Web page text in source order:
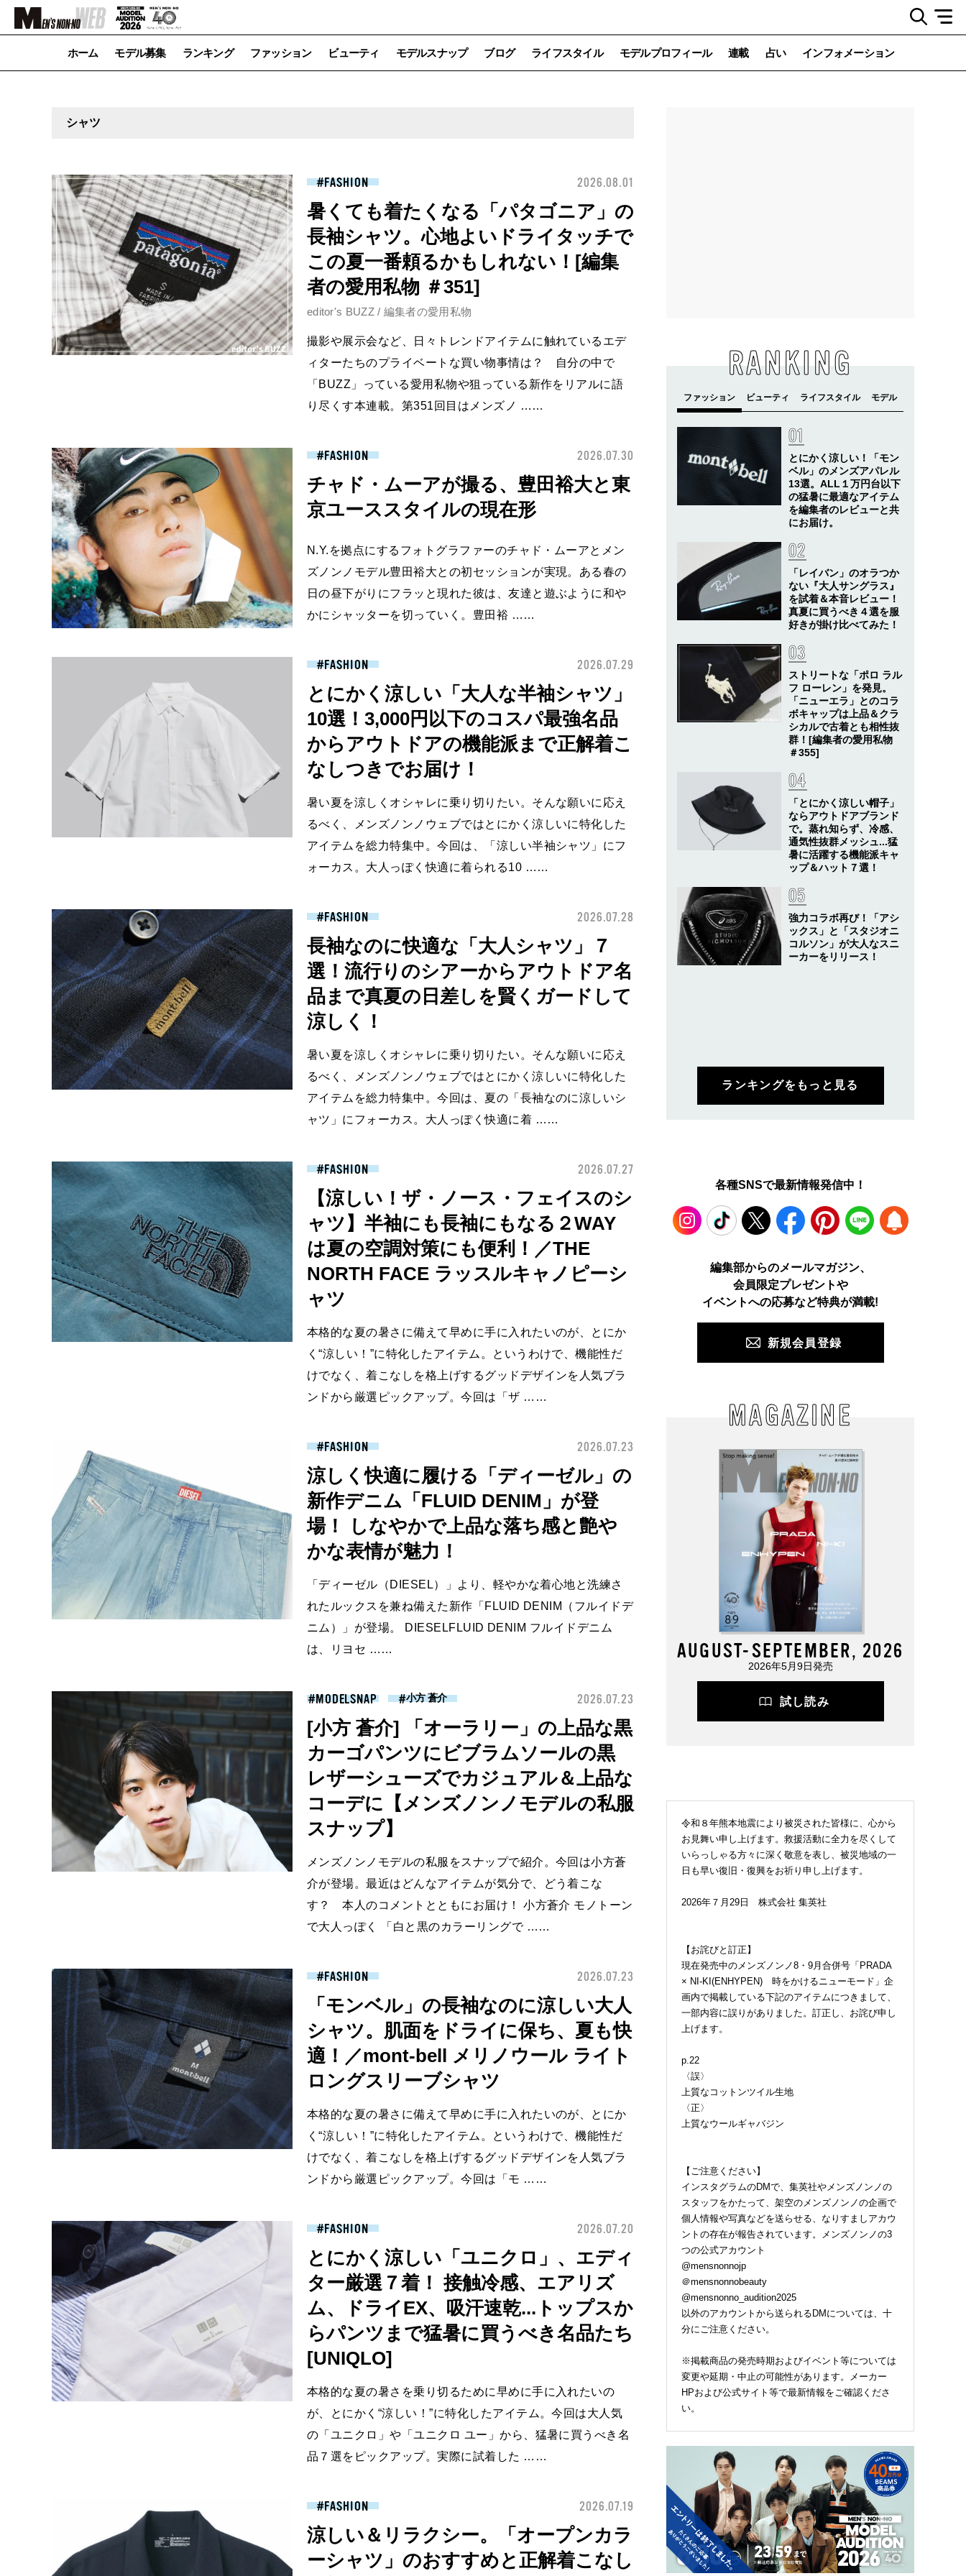
ホーム モデル募集 ランキング ファッション ビューティ モデルスナップ ブログ ライフスタイル モデルプロフィール 連載 占い インフォメーション
シャツ
FASHION 2026.08.01
暑くても着たくなる「パタゴニア」の
長袖シャツ。心地よいドライタッチで
この夏一番頼るかもしれない！[編集
者の愛用私物 ＃351]
editor's BUZZ / 編集者の愛用私物
撮影や展示会など、日々トレンドアイテムに触れているエデ
ィターたちのプライベートな買い物事情は？ 自分の中で
「BUZZ」っている愛用私物や狙っている新作をリアルに語
り尽くす本連載。第351回目はメンズノ ……
FASHION 2026.07.30
チャド・ムーアが撮る、豊田裕大と東
京ユーススタイルの現在形
N.Y.を拠点にするフォトグラファーのチャド・ムーアとメン
ズノンノモデル豊田裕大との初セッションが実現。ある春の
日の昼下がりにフラッと現れた彼は、友達と遊ぶように和や
かにシャッターを切っていく。豊田裕 ……
FASHION 2026.07.29
とにかく涼しい「大人な半袖シャツ」
10選！3,000円以下のコスパ最強名品
からアウトドアの機能派まで正解着こ
なしつきでお届け！
暑い夏を涼しくオシャレに乗り切りたい。そんな願いに応え
るべく、メンズノンノウェブではとにかく涼しいに特化した
アイテムを総力特集中。今回は、「涼しい半袖シャツ」にフ
ォーカス。大人っぽく快適に着られる10 ……
FASHION 2026.07.28
長袖なのに快適な「大人シャツ」７
選！流行りのシアーからアウトドア名
品まで真夏の日差しを賢くガードして
涼しく！
暑い夏を涼しくオシャレに乗り切りたい。そんな願いに応え
るべく、メンズノンノウェブではとにかく涼しいに特化した
アイテムを総力特集中。今回は、夏の「長袖なのに涼しいシ
ャツ」にフォーカス。大人っぽく快適に着 ……
FASHION 2026.07.27
【涼しい！ザ・ノース・フェイスのシ
ャツ】半袖にも長袖にもなる２WAY
は夏の空調対策にも便利！／THE
NORTH FACE ラッスルキャノピーシ
ャツ
本格的な夏の暑さに備えて早めに手に入れたいのが、とにか
く“涼しい！”に特化したアイテム。というわけで、機能性だ
けでなく、着こなしを格上げするグッドデザインを人気ブラ
ンドから厳選ピックアップ。今回は「ザ ……
FASHION 2026.07.23
涼しく快適に履ける「ディーゼル」の
新作デニム「FLUID DENIM」が登
場！ しなやかで上品な落ち感と艶や
かな表情が魅力！
「ディーゼル（DIESEL）」より、軽やかな着心地と洗練さ
れたルックスを兼ね備えた新作「FLUID DENIM（フルイドデ
ニム）」が登場。 DIESELFLUID DENIM フルイドデニム
は、リヨセ ……
MODELSNAP 小方 蒼介 2026.07.23
[小方 蒼介] 「オーラリー」の上品な黒
カーゴパンツにビブラムソールの黒
レザーシューズでカジュアル＆上品な
コーデに【メンズノンノモデルの私服
スナップ】
メンズノンノモデルの私服をスナップで紹介。今回は小方蒼
介が登場。最近はどんなアイテムが気分で、どう着こな
す？ 本人のコメントとともにお届け！ 小方蒼介 モノトーン
で大人っぽく 「白と黒のカラーリングで ……
FASHION 2026.07.23
「モンベル」の長袖なのに涼しい大人
シャツ。肌面をドライに保ち、夏も快
適！／mont-bell メリノウール ライト
ロングスリーブシャツ
本格的な夏の暑さに備えて早めに手に入れたいのが、とにか
く“涼しい！”に特化したアイテム。というわけで、機能性だ
けでなく、着こなしを格上げするグッドデザインを人気ブラ
ンドから厳選ピックアップ。今回は「モ ……
FASHION 2026.07.20
とにかく涼しい「ユニクロ」、エディ
ター厳選７着！ 接触冷感、エアリズ
ム、ドライEX、吸汗速乾...トップスか
らパンツまで猛暑に買うべき名品たち
[UNIQLO]
本格的な夏の暑さを乗り切るために早めに手に入れたいの
が、とにかく“涼しい！”に特化したアイテム。今回は大人気
の「ユニクロ」や「ユニクロ ユー」から、猛暑に買うべき名
品７選をピックアップ。実際に試着した ……
FASHION 2026.07.19
涼しい＆リラクシー。「オープンカラ
ーシャツ」のおすすめと正解着こなし
RANKING
とにかく涼しい！「モン
ベル」のメンズアパレル
13選。ALL１万円台以下
の猛暑に最適なアイテム
を編集者のレビューと共
にお届け。
「レイバン」のオラつか
ない『大人サングラス』
を試着＆本音レビュー！
真夏に買うべき４選を服
好きが掛け比べてみた！
ストリートな「ポロ ラル
フ ローレン」を発見。
「ニューエラ」とのコラ
ボキャップは上品＆クラ
シカルで古着とも相性抜
群！[編集者の愛用私物
＃355]
「とにかく涼しい帽子」
ならアウトドアブランド
で。蒸れ知らず、冷感、
通気性抜群メッシュ...猛
暑に活躍する機能派キャ
ップ＆ハット７選！
強力コラボ再び！「アシ
ックス」と「スタジオニ
コルソン」が大人なスニ
ーカーをリリース！
ランキングをもっと見る
各種SNSで最新情報発信中！
TikTok Facebook Pinterest LINE
編集部からのメールマガジン、
会員限定プレゼントや
イベントへの応募など特典が満載!
新規会員登録
MAGAZINE
AUGUST-SEPTEMBER, 2026
2026年5月9日発売
試し読み
令和８年熊本地震により被災された皆様に、心から
お見舞い申し上げます。救援活動に全力を尽くして
いらっしゃる方々に深く敬意を表し、被災地域の一
日も早い復旧・復興をお祈り申し上げます。
2026年７月29日 株式会社 集英社
【お詫びと訂正】
現在発売中のメンズノンノ8・9月合併号「PRADA
× NI-KI(ENHYPEN) 時をかけるニューモード」企
画内で掲載している下記のアイテムにつきまして、
一部内容に誤りがありました。訂正し、お詫び申し
上げます。
p.22
〈誤〉
上質なコットンツイル生地
〈正〉
上質なウールギャバジン
【ご注意ください】
インスタグラムのDMで、集英社やメンズノンノの
スタッフをかたって、架空のメンズノンノの企画で
個人情報や写真などを送らせる、なりすましアカウ
ントの存在が報告されています。メンズノンノの3
つの公式アカウント
@mensnonnojp
＠mensnonnobeauty
@mensnonno_audition2025
以外のアカウントから送られるDMについては、十
分にご注意ください。
※掲載商品の発売時期およびイベント等については
変更や延期・中止の可能性があります。メーカー
HPおよび公式サイト等で最新情報をご確認くださ
い。